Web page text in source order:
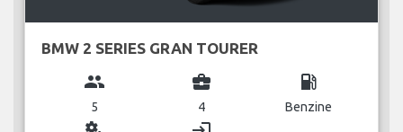
BMW 2 SERIES GRAN TOURER
group
5
business_center
4
local_gas_station
Benzine